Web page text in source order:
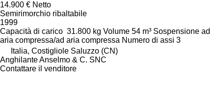
14.900 € Netto
Semirimorchio ribaltabile
1999
Capacità di carico 31.800 kg Volume 54 m³ Sospensione ad
aria compressa/ad aria compressa Numero di assi 3
Italia, Costigliole Saluzzo (CN)
Anghilante Anselmo & C. SNC
Contattare il venditore